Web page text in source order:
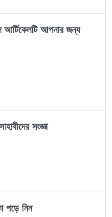
আর্টিকেলটি আপনার জন্য
সংজ্ঞা
পড়ে নিন